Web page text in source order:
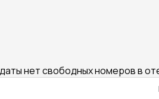
нет свободных номеров в